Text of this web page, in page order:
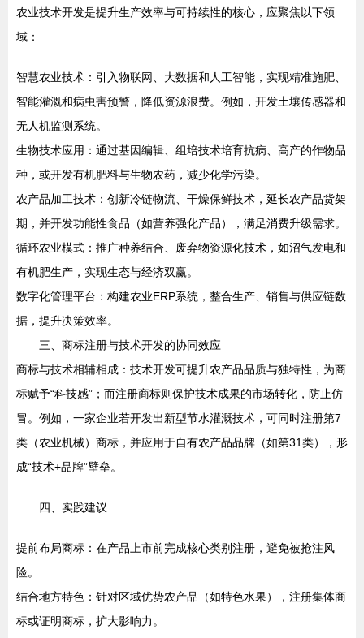
农业技术开发是提升生产效率与可持续性的核心，应聚焦以下领
域：
智慧农业技术：引入物联网、大数据和人工智能，实现精准施肥、
智能灌溉和病虫害预警，降低资源浪费。例如，开发土壤传感器和
无人机监测系统。
生物技术应用：通过基因编辑、组培技术培育抗病、高产的作物品
种，或开发有机肥料与生物农药，减少化学污染。
农产品加工技术：创新冷链物流、干燥保鲜技术，延长农产品货架
期，并开发功能性食品（如营养强化产品），满足消费升级需求。
循环农业模式：推广种养结合、废弃物资源化技术，如沼气发电和
有机肥生产，实现生态与经济双赢。
数字化管理平台：构建农业ERP系统，整合生产、销售与供应链数
据，提升决策效率。
三、商标注册与技术开发的协同效应
商标与技术相辅相成：技术开发可提升农产品品质与独特性，为商
标赋予“科技感”；而注册商标则保护技术成果的市场转化，防止仿
冒。例如，一家企业若开发出新型节水灌溉技术，可同时注册第7
类（农业机械）商标，并应用于自有农产品品牌（如第31类），形
成“技术+品牌”壁垒。
四、实践建议
提前布局商标：在产品上市前完成核心类别注册，避免被抢注风
险。
结合地方特色：针对区域优势农产品（如特色水果），注册集体商
标或证明商标，扩大影响力。